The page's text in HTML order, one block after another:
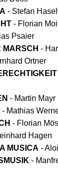
- Stefan
- Florian
Psaier
MARSCH -
Ortner
- Martin Mayr
- Mathias
- Florian
Hagen
MUSICA -
-